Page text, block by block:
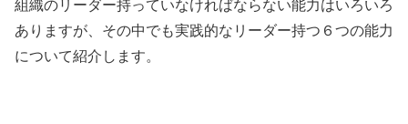
ありますが、その中でも実践的なリーダー持つ６つの能力
について紹介します。